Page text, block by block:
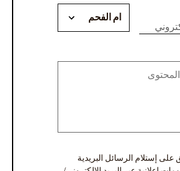
على إستلام الرسائل البريدية